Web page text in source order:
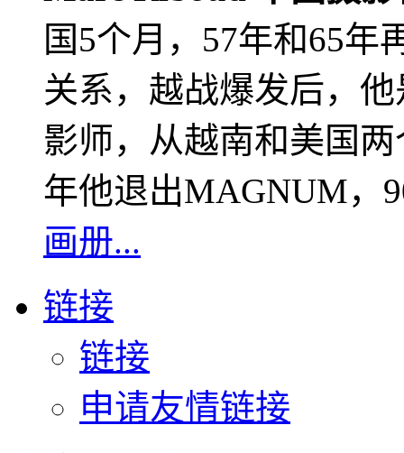
国5个月，57年和65年
关系，越战爆发后，
影师，从越南和美国
年他退出MAGNUM，
画册...
链接
链接
申请友情链接